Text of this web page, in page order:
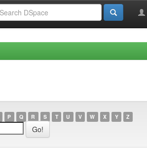
P Q R S T U V W X Y Z